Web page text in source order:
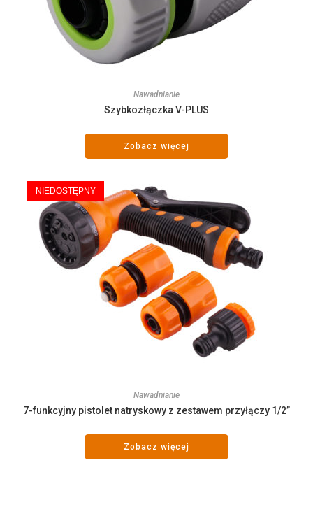
Nawadnianie
Szybkozłączka V-PLUS
Zobacz więcej
NIEDOSTĘPNY
Nawadnianie
7-funkcyjny pistolet natryskowy z zestawem przyłączy 1/2”
Zobacz więcej